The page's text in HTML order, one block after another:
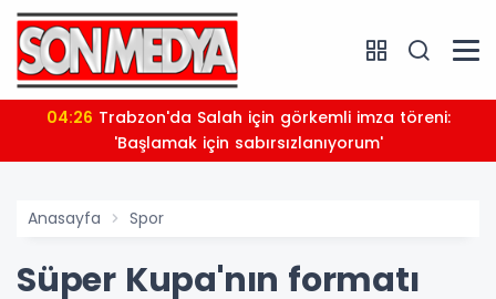
04:26
'Başlamak için sabırsızlanıyorum'
Anasayfa Spor
Süper Kupa'nın formatı